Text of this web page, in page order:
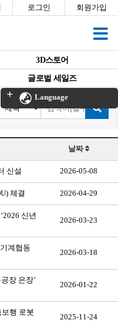
Language
로그인 회원가입
3D스토어
글로벌 세일즈
날짜
신설 2026-05-08
체결 2026-04-29
신년
2026-03-23
계협동
2026-03-18
장 은장’
2026-01-22
행 로봇
2025-11-24